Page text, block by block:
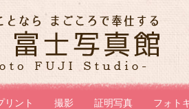
リント 撮影 証明写真 フォト